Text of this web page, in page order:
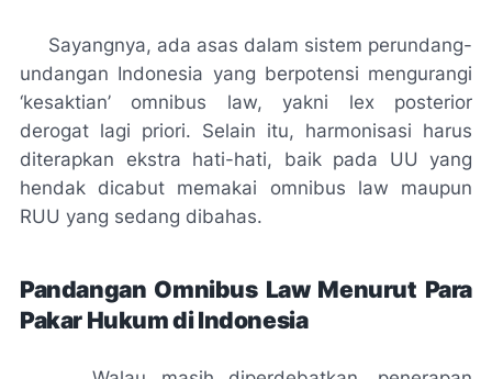
Sayangnya, ada asas dalam sistem perundang-
undangan Indonesia yang berpotensi mengurangi
‘kesaktian’ omnibus law, yakni lex posterior
derogat lagi priori. Selain itu, harmonisasi harus
diterapkan ekstra hati-hati, baik pada UU yang
hendak dicabut memakai omnibus law maupun
RUU yang sedang dibahas.
Pandangan Omnibus Law Menurut Para
Pakar Hukum di Indonesia